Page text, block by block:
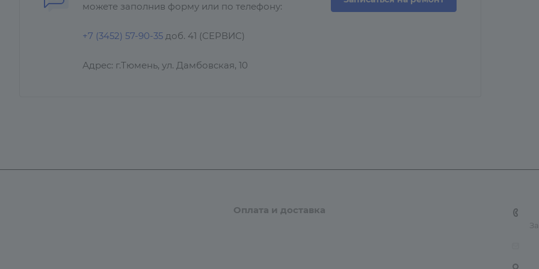
можете заполнив форму или по телефону:
+7 (3452) 57-90-35 доб. 41 (СЕРВИС)
Адрес: г.Тюмень, ул. Дамбовская, 10
Оплата и доставка